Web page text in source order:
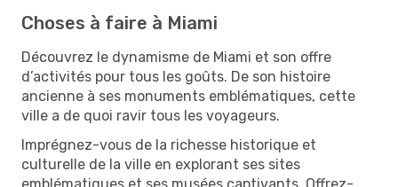
Choses à faire à Miami
Découvrez le dynamisme de Miami et son offre
d’activités pour tous les goûts. De son histoire
ancienne à ses monuments emblématiques, cette
ville a de quoi ravir tous les voyageurs.
Imprégnez-vous de la richesse historique et
culturelle de la ville en explorant ses sites